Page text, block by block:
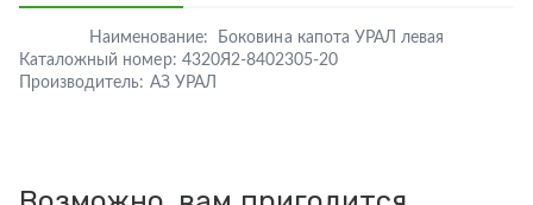
Наименование:
Боковина капота УРАЛ левая
Каталожный номер: 4320Я2-8402305-20
Производитель: АЗ УРАЛ